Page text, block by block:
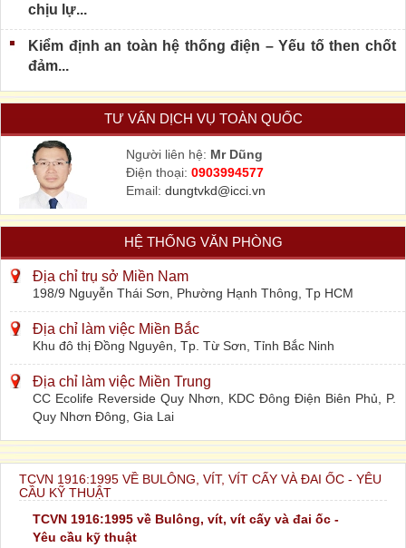
chịu lự...
Kiểm định an toàn hệ thống điện – Yếu tố then chốt
đảm...
TƯ VẤN DỊCH VỤ TOÀN QUỐC
Người liên hệ: Mr Dũng
Điện thoại: 0903994577
Email: dungtvkd@icci.vn
HỆ THỐNG VĂN PHÒNG
Địa chỉ trụ sở Miền Nam
198/9 Nguyễn Thái Sơn, Phường Hạnh Thông, Tp HCM
Địa chỉ làm việc Miền Bắc
Khu đô thị Đồng Nguyên, Tp. Từ Sơn, Tỉnh Bắc Ninh
Địa chỉ làm việc Miền Trung
CC Ecolife Reverside Quy Nhơn, KDC Đông Điện Biên Phủ, P.
Quy Nhơn Đông, Gia Lai
TCVN 1916:1995 VỀ BULÔNG, VÍT, VÍT CẤY VÀ ĐAI ỐC - YÊU
CẦU KỸ THUẬT
TCVN 1916:1995 về Bulông, vít, vít cấy và đai ốc -
Yêu cầu kỹ thuật